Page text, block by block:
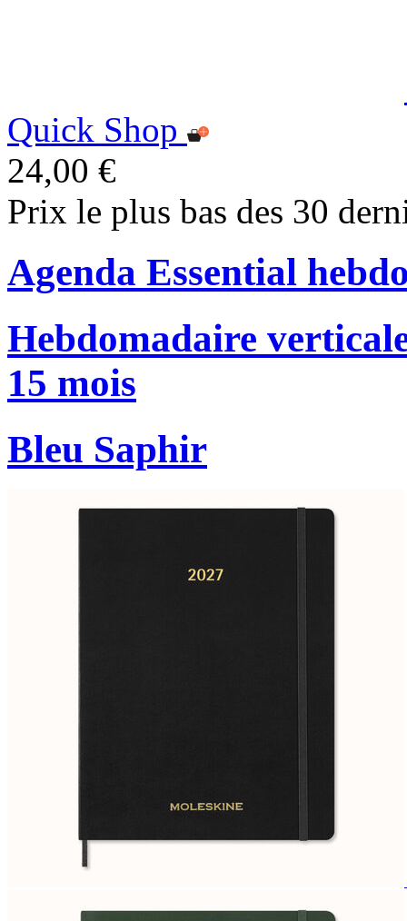
Quick Shop
24,00 €
Prix le plus bas des 30
Agenda Essential
Hebdomadaire
15 mois
Bleu Saphir